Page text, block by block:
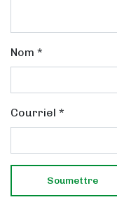
Nom *
Courriel *